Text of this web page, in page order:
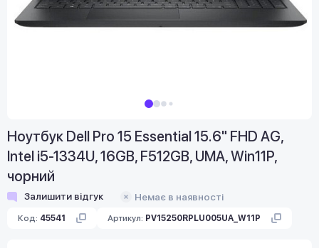
Ноутбук Dell Pro 15 Essential 15.6" FHD AG,
Intel i5-1334U, 16GB, F512GB, UMA, Win11P,
чорний
Залишити відгук Немає в наявності
Код: 45541 Артикул: PV15250RPLU005UA_W11P